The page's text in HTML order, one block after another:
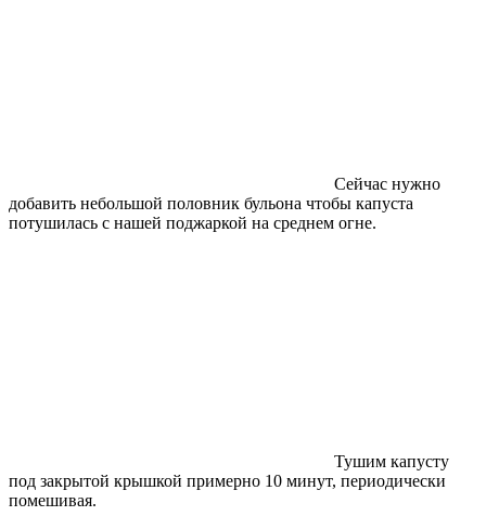
Сейчас нужно
добавить небольшой половник бульона чтобы капуста
потушилась с нашей поджаркой на среднем огне.
Тушим капусту
под закрытой крышкой примерно 10 минут, периодически
помешивая.